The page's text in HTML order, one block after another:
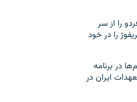
را از سر
را در خود
در برنامه
ایران در